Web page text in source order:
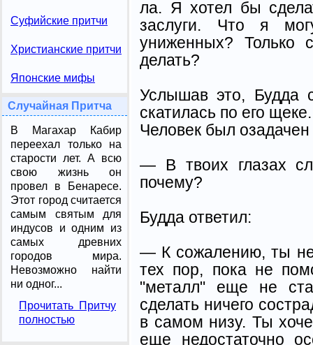
Суфийские притчи
Христианские притчи
Японские мифы
Случайная Притча
В Магахар Кабир
переехал только на
старости лет. А всю
свою жизнь он
провел в Бенаресе.
Этот город считается
самым святым для
индусов и одним из
самых древних
городов мира.
Невозможно найти
ни одног...
Прочитать Притчу
полностью
ла. Я хотел бы
зас­луги. Что я
униженных? Только
делать?
Услышав это, Будда
скатилась по его щеке.
Человек был
— В твоих глазах
почему?
Будда ответил:
— К сожалению, ты
тех пор, пока не
"металл" еще не
сделать ничего
в самом низу. Ты
еще недо­статочно